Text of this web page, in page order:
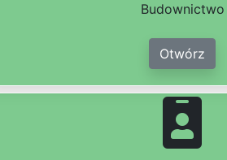
Budownictwo
Otwórz